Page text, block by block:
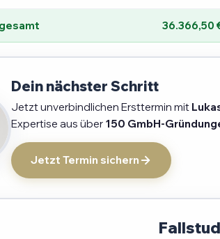
36.366,50
Dein nächster Schritt
Jetzt unverbindlichen Ersttermin mit
Expertise aus über 150 GmbH-
Jetzt Termin sichern